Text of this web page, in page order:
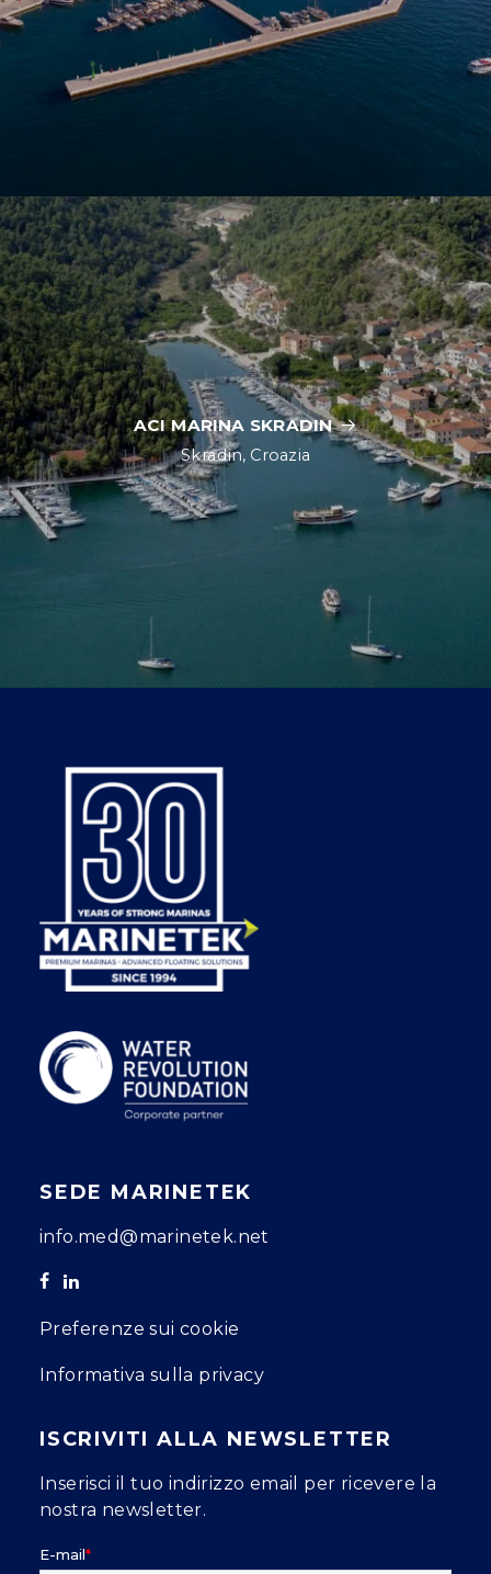
ACI MARINA SKRADIN
Skradin, Croazia
SEDE MARINETEK
info.med@marinetek.net
Preferenze sui cookie
Informativa sulla privacy
ISCRIVITI ALLA NEWSLETTER
Inserisci il tuo indirizzo email per ricevere la
nostra newsletter.